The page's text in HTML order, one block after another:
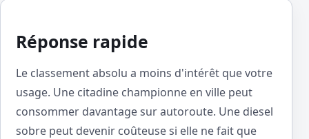
Réponse rapide
Le classement absolu a moins d'intérêt que votre
usage. Une citadine championne en ville peut
consommer davantage sur autoroute. Une diesel
sobre peut devenir coûteuse si elle ne fait que